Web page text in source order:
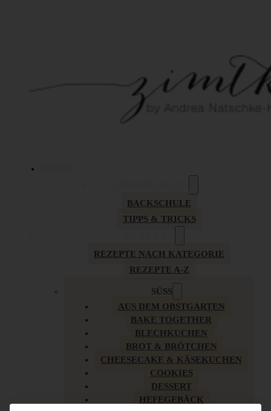
BACKSCHULE
TIPPS & TRICKS
REZEPTE NACH KATEGORIE
REZEPTE A-Z
SÜSS
AUS DEM OBSTGARTEN
BAKE TOGETHER
BLECHKUCHEN
BROT & BRÖTCHEN
CHEESECAKE & KÄSEKUCHEN
COOKIES
DESSERT
HEFEGEBÄCK